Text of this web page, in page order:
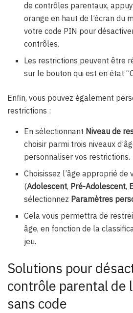
de contrôles parentaux,
orange en haut de l’écran du
votre code PIN pour
contrôles.
Les restrictions peuvent être
sur le bouton qui est en état
Enfin, vous pouvez également
restrictions :
En sélectionnant Niveau de
choisir parmi trois niveaux
personnaliser vos restrictions.
Choisissez l’âge approprié de
(Adolescent, Pré-Adolescent,
sélectionnez Paramètres
Cela vous permettra de
âge, en fonction de la
jeu.
Solutions pour
contrôle parental de
sans code